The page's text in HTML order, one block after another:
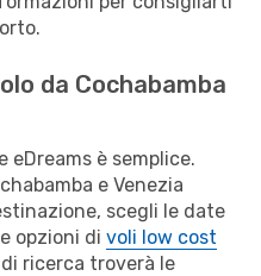
da Cochabamba
è semplice.
e Venezia
scegli le date
opzioni di voli low cost
ricerca troverà le